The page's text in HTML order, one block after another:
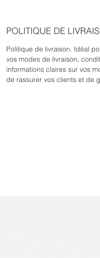
POLITIQUE DE
Politique de livraison. Idéal
vos modes de livraison,
informations claires sur vos
de rassurer vos clients et de